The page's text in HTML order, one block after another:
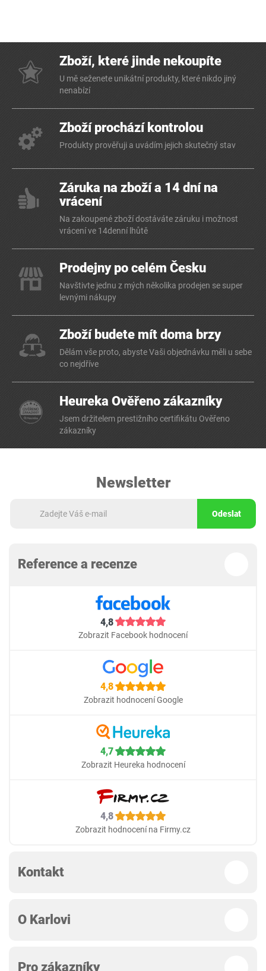
Zboží, které jinde nekoupíte
U mě seženete unikátní produkty, které nikdo jiný
nenabízí
Zboží prochází kontrolou
Produkty prověřuji a uvádím jejich skutečný stav
Záruka na zboží a 14 dní na
vrácení
Na zakoupené zboží dostáváte záruku i možnost
vrácení ve 14denní lhůtě
Prodejny po celém Česku
Navštivte jednu z mých několika prodejen se super
levnými nákupy
Zboží budete mít doma brzy
Dělám vše proto, abyste Vaši objednávku měli u sebe
co nejdříve
Heureka Ověřeno zákazníky
Jsem držitelem prestižního certifikátu Ověřeno
zákazníky
Newsletter
Odeslat
Reference a recenze
4,8
Zobrazit Facebook hodnocení
4,8
Zobrazit hodnocení Google
4,7
Zobrazit Heureka hodnocení
4,8
Zobrazit hodnocení na Firmy.cz
Kontakt
O Karlovi
Pro zákazníky